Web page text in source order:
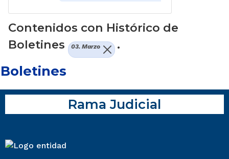
Contenidos con Histórico de
Boletines
03. Marzo .
Boletines
Rama Judicial